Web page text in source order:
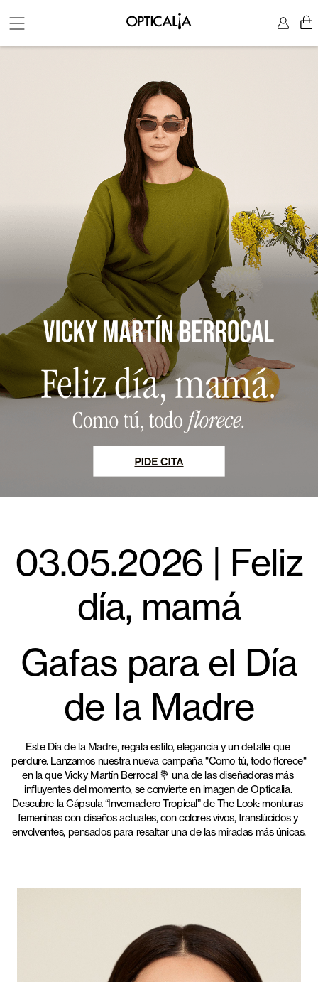
03.05.2026 | Feliz
día, mamá
Gafas para el Día
de la Madre
Este Día de la Madre, regala estilo, elegancia y un detalle que
perdure. Lanzamos nuestra nueva campaña "Como tú, todo florece"
en la que Vicky Martín Berrocal 💐 una de las diseñadoras más
influyentes del momento, se convierte en imagen de Opticalia.
Descubre la Cápsula “Invernadero Tropical” de The Look: monturas
femeninas con diseños actuales, con colores vivos, translúcidos y
envolventes, pensados para resaltar una de las miradas más únicas.